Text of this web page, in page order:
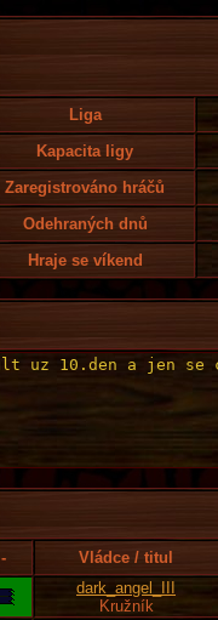
Liga
Kapacita ligy
Zaregistrováno hráčů
Odehraných dnů
Hraje se víkend
- Vládce / titul
dark_angel_III
Kružník